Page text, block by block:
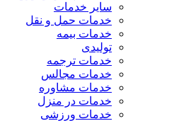
سایر خدمات
خدمات حمل و نقل
خدمات بیمه
تولیدی
خدمات ترجمه
خدمات مجالس
خدمات مشاوره
خدمات در منزل
خدمات ورزشی